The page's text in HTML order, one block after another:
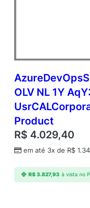
OLV NL 1Y
Product
R$ 4.029,40
em até 3x de R$
R$3.827,93 à vista no